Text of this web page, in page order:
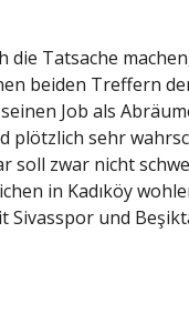
Tatsache
beiden Treffern
Job als
plötzlich sehr
soll zwar nicht
in Kadıköy
Sivasspor und